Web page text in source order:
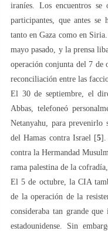
iraníes. Los encuentros se
participantes, que antes se
tanto en Gaza como en
mayo pasado, y la prensa
operación conjunta del 7
reconciliación entre las
El 30 de septiembre, el
Abbas, telefoneó
Netanyahu, para prevenirlo
del Hamas contra Israel [5].
contra la Hermandad
rama palestina de la
El 5 de octubre, la CIA
de la operación de la
consideraba tan grande
estadounidense. Sin